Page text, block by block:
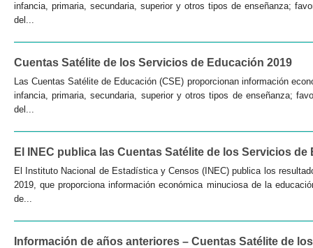
infancia, primaria, secundaria, superior y otros tipos de enseñanza;
del...
Cuentas Satélite de los Servicios de Educación 2019
Las Cuentas Satélite de Educación (CSE) proporcionan información
infancia, primaria, secundaria, superior y otros tipos de enseñanza;
del...
El INEC publica las Cuentas Satélite de los Servicios de
El Instituto Nacional de Estadística y Censos (INEC) publica los
2019, que proporciona información económica minuciosa de la
de...
Información de años anteriores – Cuentas Satélite de